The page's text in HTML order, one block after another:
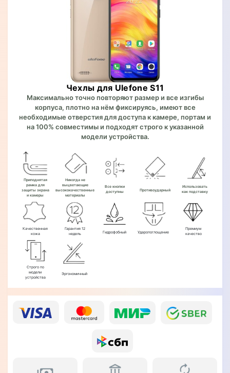
Чехлы для Ulefone S11
Максимально точно повторяют размер и все изгибы
корпуса, плотно на нём фиксируясь, имеют все
необходимые отверстия для доступа к камере, портам и
на 100% совместимы и подходят строго к указанной
модели устройства.
Приподнятая
рамка для
защиты экрана
и камеры
Никогда не
выцветающие
высококачественные
материалы
Все кнопки
доступны
Противоударный
Использовать
как подставку
Качественная
кожа
Гарантия 12
недель
Гидрофобный Ударопоглощение
Премиум
качество
Строго по
модели
устройства
Эргономичный